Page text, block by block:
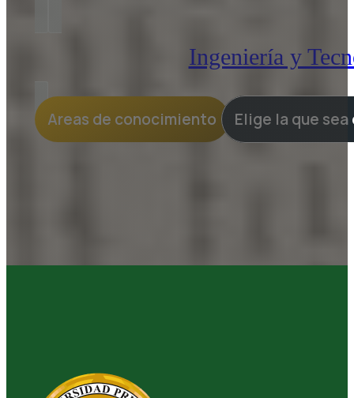
Ingeniería y
Areas de conocimiento Elige la que